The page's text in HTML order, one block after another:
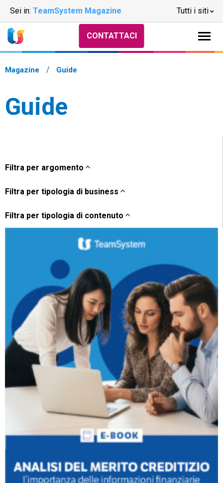
Sei in: TeamSystem Magazine Tutti i siti
Ecommerce
Email Marketing
Fatturazione
Financial Solutions
HR
Trust Services
TeamSystem Corporate
TeamSystem Store
CONTATTACI
Magazine Guide
Guide
Filtra per argomento
Filtra per tipologia di business
Filtra per tipologia di contenuto